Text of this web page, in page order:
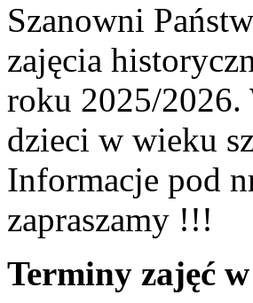
Szanowni
zajęcia
roku 2025/2026.
dzieci w wieku
Informacje pod
zapraszamy !!!
Terminy zajęć